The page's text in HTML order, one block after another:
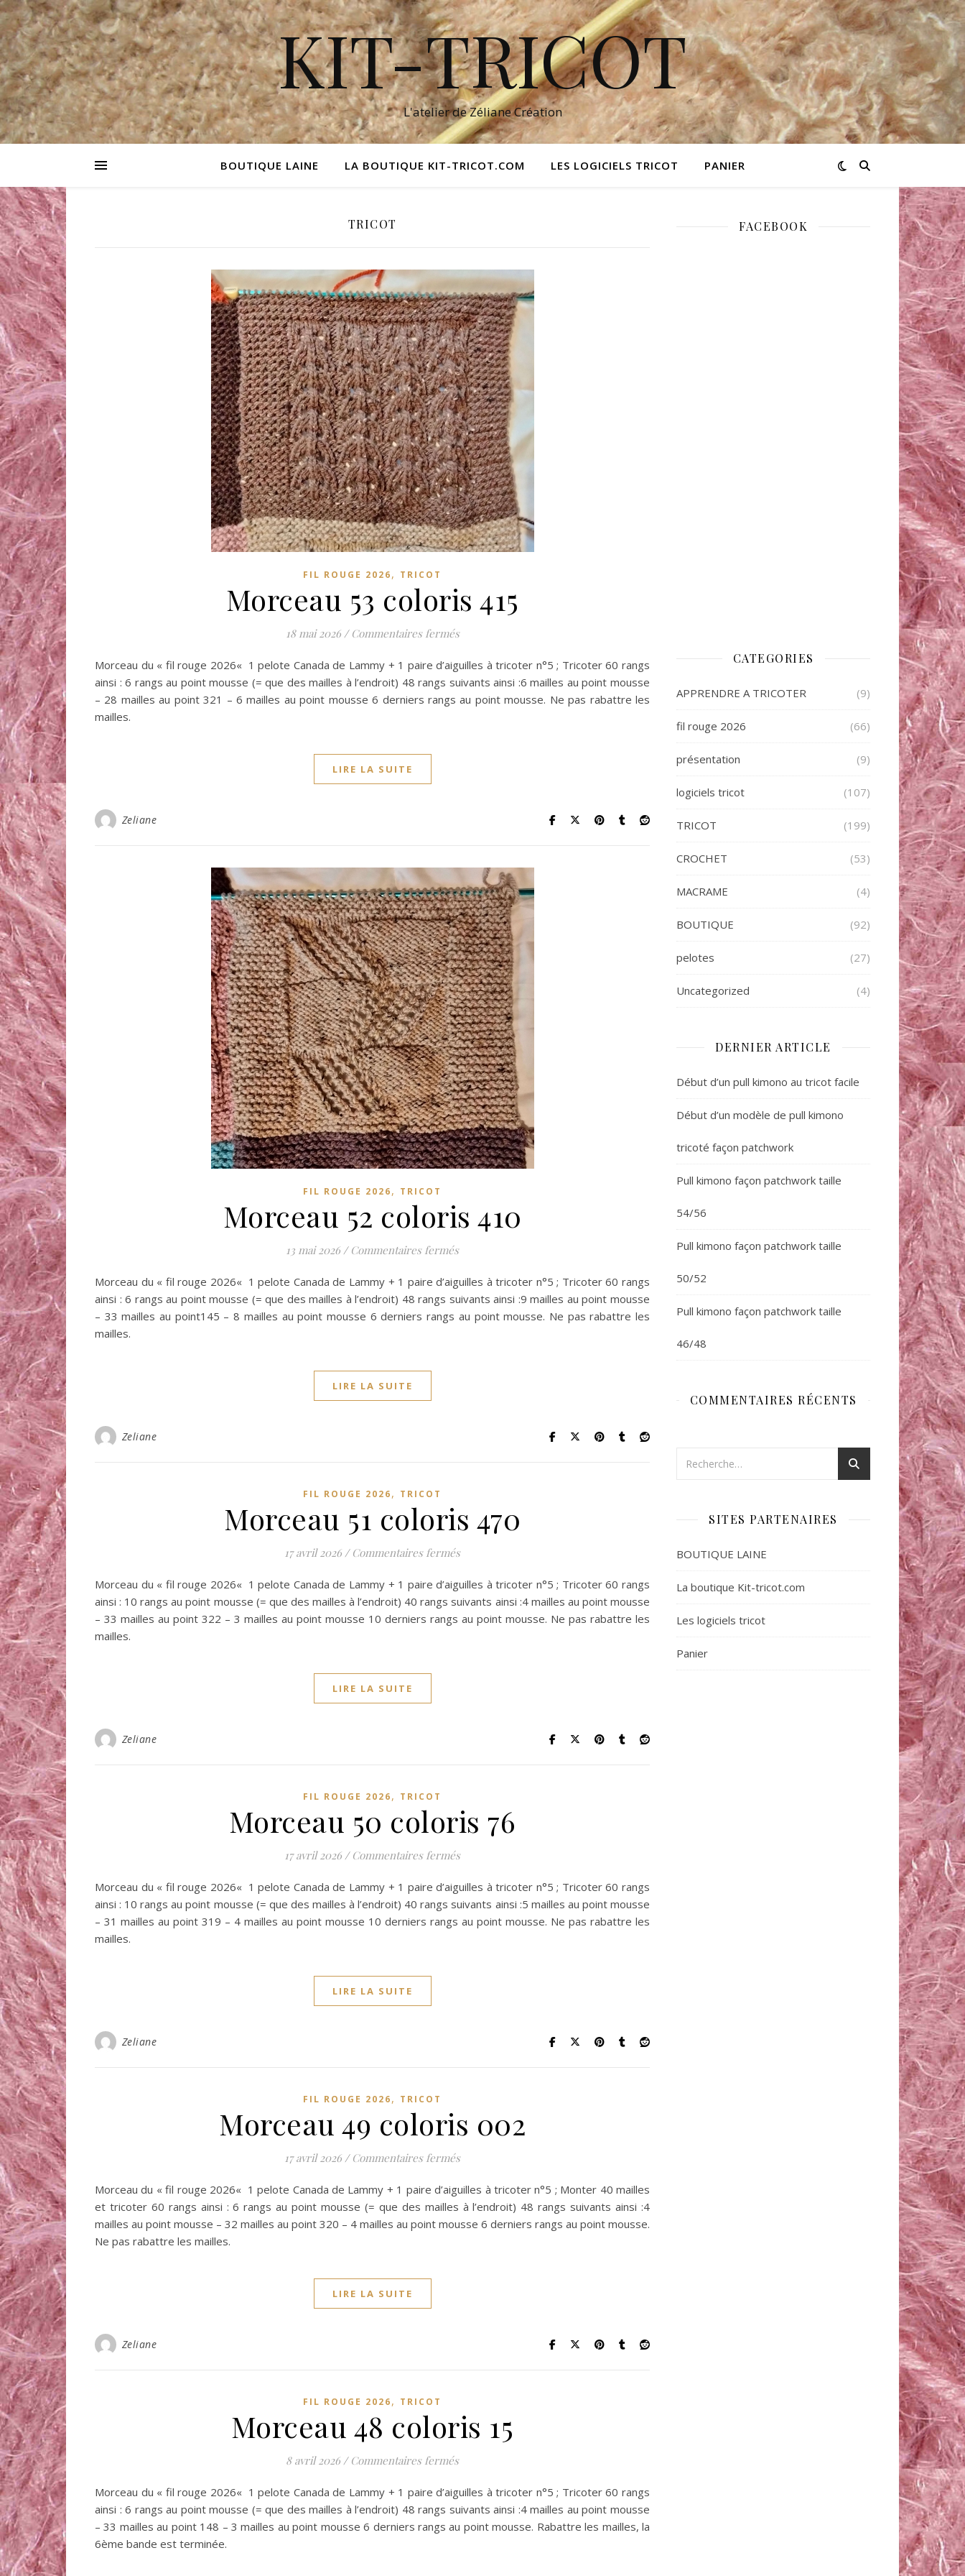
KIT-TRICOT
L'atelier de Zéliane Création
BOUTIQUE LAINE LA BOUTIQUE KIT-TRICOT.COM LES LOGICIELS TRICOT PANIER
TRICOT
FIL ROUGE 2026, TRICOT
Morceau 53 coloris 415
18 mai 2026 / Commentaires ferméssur Morceau 53 coloris 415
Morceau du « fil rouge 2026« 1 pelote Canada de Lammy + 1 paire d’aiguilles à tricoter n°5 ; Tricoter 60 rangs
ainsi : 6 rangs au point mousse (= que des mailles à l’endroit) 48 rangs suivants ainsi :6 mailles au point mousse
– 28 mailles au point 321 – 6 mailles au point mousse 6 derniers rangs au point mousse. Ne pas rabattre les
mailles.
LIRE LA SUITE
Zeliane
FIL ROUGE 2026, TRICOT
Morceau 52 coloris 410
13 mai 2026 / Commentaires ferméssur Morceau 52 coloris 410
Morceau du « fil rouge 2026« 1 pelote Canada de Lammy + 1 paire d’aiguilles à tricoter n°5 ; Tricoter 60 rangs
ainsi : 6 rangs au point mousse (= que des mailles à l’endroit) 48 rangs suivants ainsi :9 mailles au point mousse
– 33 mailles au point145 – 8 mailles au point mousse 6 derniers rangs au point mousse. Ne pas rabattre les
mailles.
LIRE LA SUITE
Zeliane
FIL ROUGE 2026, TRICOT
Morceau 51 coloris 470
17 avril 2026 / Commentaires ferméssur Morceau 51 coloris 470
Morceau du « fil rouge 2026« 1 pelote Canada de Lammy + 1 paire d’aiguilles à tricoter n°5 ; Tricoter 60 rangs
ainsi : 10 rangs au point mousse (= que des mailles à l’endroit) 40 rangs suivants ainsi :4 mailles au point mousse
– 33 mailles au point 322 – 3 mailles au point mousse 10 derniers rangs au point mousse. Ne pas rabattre les
mailles.
LIRE LA SUITE
Zeliane
FIL ROUGE 2026, TRICOT
Morceau 50 coloris 76
17 avril 2026 / Commentaires ferméssur Morceau 50 coloris 76
Morceau du « fil rouge 2026« 1 pelote Canada de Lammy + 1 paire d’aiguilles à tricoter n°5 ; Tricoter 60 rangs
ainsi : 10 rangs au point mousse (= que des mailles à l’endroit) 40 rangs suivants ainsi :5 mailles au point mousse
– 31 mailles au point 319 – 4 mailles au point mousse 10 derniers rangs au point mousse. Ne pas rabattre les
mailles.
LIRE LA SUITE
Zeliane
FIL ROUGE 2026, TRICOT
Morceau 49 coloris 002
17 avril 2026 / Commentaires ferméssur Morceau 49 coloris 002
Morceau du « fil rouge 2026« 1 pelote Canada de Lammy + 1 paire d’aiguilles à tricoter n°5 ; Monter 40 mailles
et tricoter 60 rangs ainsi : 6 rangs au point mousse (= que des mailles à l’endroit) 48 rangs suivants ainsi :4
mailles au point mousse – 32 mailles au point 320 – 4 mailles au point mousse 6 derniers rangs au point mousse.
Ne pas rabattre les mailles.
LIRE LA SUITE
Zeliane
FIL ROUGE 2026, TRICOT
Morceau 48 coloris 15
8 avril 2026 / Commentaires ferméssur Morceau 48 coloris 15
Morceau du « fil rouge 2026« 1 pelote Canada de Lammy + 1 paire d’aiguilles à tricoter n°5 ; Tricoter 60 rangs
ainsi : 6 rangs au point mousse (= que des mailles à l’endroit) 48 rangs suivants ainsi :4 mailles au point mousse
– 33 mailles au point 148 – 3 mailles au point mousse 6 derniers rangs au point mousse. Rabattre les mailles, la
6ème bande est terminée.
FACEBOOK
CATEGORIES
APPRENDRE A TRICOTER (9)
fil rouge 2026 (66)
présentation (9)
logiciels tricot (107)
TRICOT (199)
CROCHET (53)
MACRAME (4)
BOUTIQUE (92)
pelotes (27)
Uncategorized (4)
DERNIER ARTICLE
Début d’un pull kimono au tricot facile
Début d’un modèle de pull kimono
tricoté façon patchwork
Pull kimono façon patchwork taille
54/56
Pull kimono façon patchwork taille
50/52
Pull kimono façon patchwork taille
46/48
COMMENTAIRES RÉCENTS
SITES PARTENAIRES
BOUTIQUE LAINE
La boutique Kit-tricot.com
Les logiciels tricot
Panier